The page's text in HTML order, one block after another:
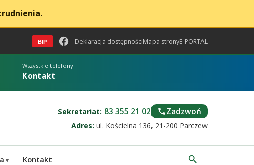
BIPBiuletyn Informacji Publicznej (otwiera się w nowej karcie)
Facebook – SPZOZ w Parczewie (otwiera się w nowej karcie)
Deklaracja dostępnościMapa stronyE-PORTAL
Wszystkie telefony
Kontakt
Sekretariat: 83 355 21 02 Zadzwoń
Adres: ul. Kościelna 136, 21-200 Parczew
Kontakt